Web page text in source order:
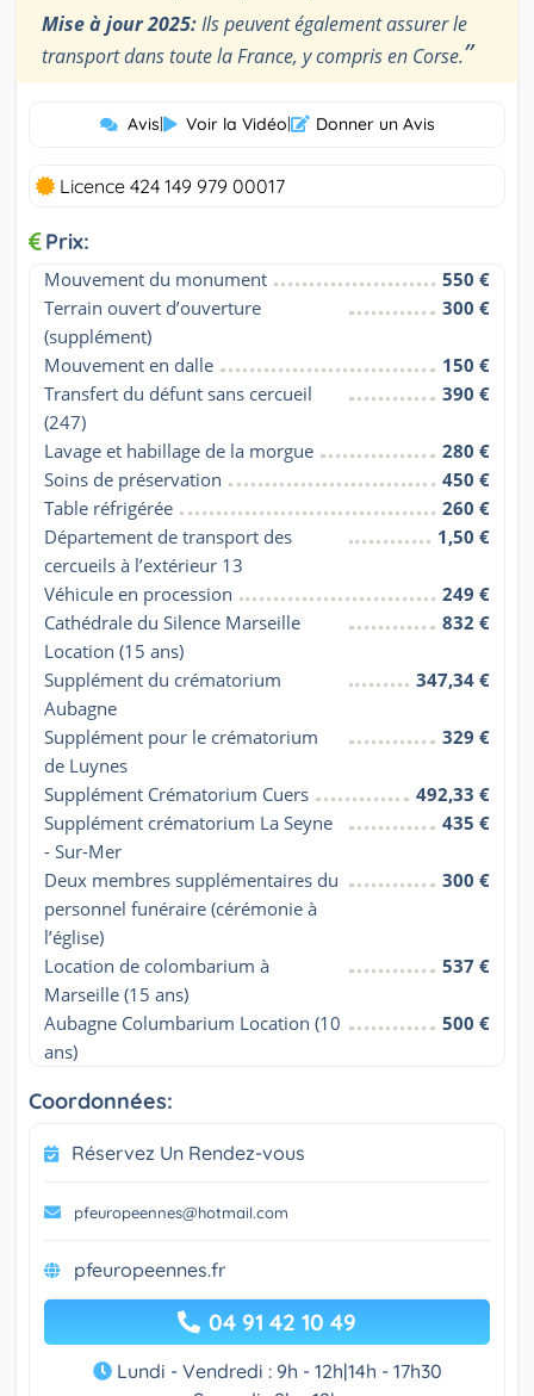
Mise à jour 2025:Ils peuvent également assurer le
transport dans toute la France, y compris en Corse.”
Avis| Voir la Vidéo| Donner un Avis
Licence 424 149 979 00017
Prix:
Mouvement du monument
550 €
Terrain ouvert d’ouverture
(supplément)
300 €
Mouvement en dalle
150 €
Transfert du défunt sans cercueil
(247)
390 €
Lavage et habillage de la morgue
280 €
Soins de préservation
450 €
Table réfrigérée
260 €
Département de transport des
cercueils à l’extérieur 13
1,50 €
Véhicule en procession
249 €
Cathédrale du Silence Marseille
Location (15 ans)
832 €
Supplément du crématorium
Aubagne
347,34 €
Supplément pour le crématorium
de Luynes
329 €
Supplément Crématorium Cuers
492,33 €
Supplément crématorium La Seyne
- Sur-Mer
435 €
Deux membres supplémentaires du
personnel funéraire (cérémonie à
l’église)
300 €
Location de colombarium à
Marseille (15 ans)
537 €
Aubagne Columbarium Location (10
ans)
500 €
Coordonnées:
Réservez Un Rendez-vous
pfeuropeennes@hotmail.com
pfeuropeennes.fr
04 91 42 10 49
Lundi - Vendredi : 9h - 12h|14h - 17h30